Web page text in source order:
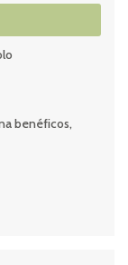
benéficos,